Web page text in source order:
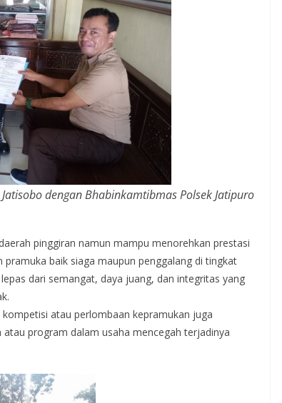
dengan Bhabinkamtibmas Polsek Jatipuro
pinggiran namun mampu menorehkan prestasi
baik siaga maupun penggalang di tingkat
dari semangat, daya juang, dan integritas yang
atau perlombaan kepramukan juga
program dalam usaha mencegah terjadinya